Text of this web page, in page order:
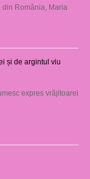
din România, Maria
și de argintul viu
expres vrăjitoarei